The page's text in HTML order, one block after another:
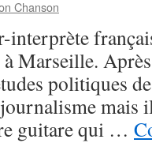
Chanson
interprète
Marseille.
politiques
mais
guitare qui …